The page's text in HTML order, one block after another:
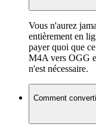
Vous n'aurez
entièrement en
payer quoi que
M4A vers OGG
n'est nécessaire.
Comment